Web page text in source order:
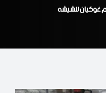
غوكيان للشيشه